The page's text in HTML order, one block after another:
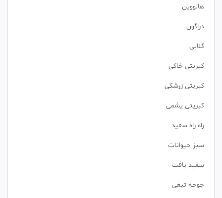
هالووین
دراگون
گلابی
کبریتی خاکی
کبریتی زرشکی
کبریتی یشمی
راه راه سفید
سبز حیوانات
سفید بافت
جوجه تیغی